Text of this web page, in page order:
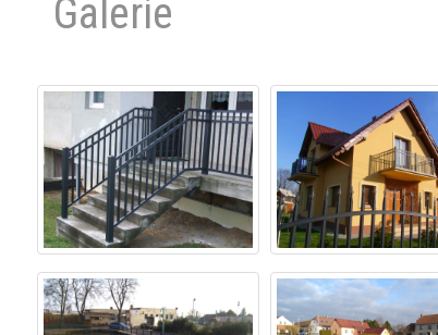
Galerie